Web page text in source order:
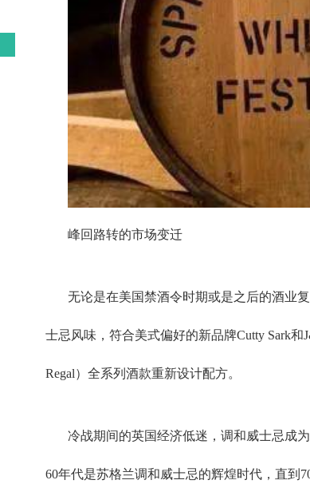
峰回路转的市场变迁
无论是在美国禁酒令时期或是之后的酒业
士忌风味，符合美式偏好的新品牌Cutty Sark
Regal）全系列酒款重新设计配方。
冷战期间的英国经济低迷，调和威士忌成
60年代是苏格兰调和威士忌的辉煌时代，直到